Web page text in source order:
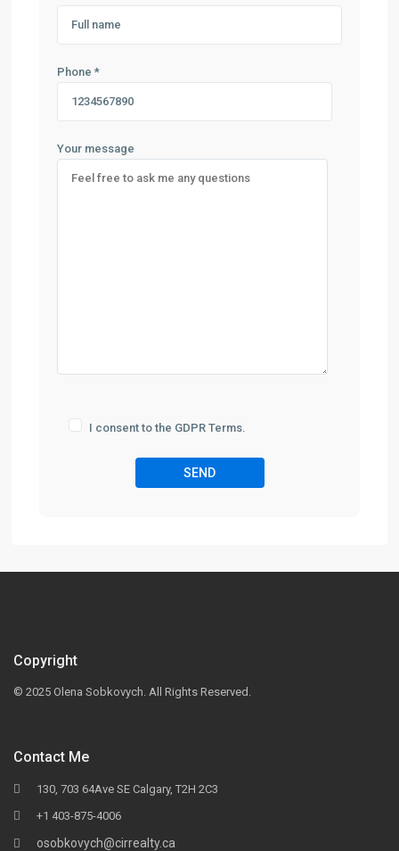
Phone *
Your message
I consent to the GDPR Terms.
Copyright
© 2025 Olena Sobkovych. All Rights Reserved.
Contact Me
130, 703 64Ave SE Calgary, T2H 2C3
+1 403-875-4006
osobkovych@cirrealty.ca